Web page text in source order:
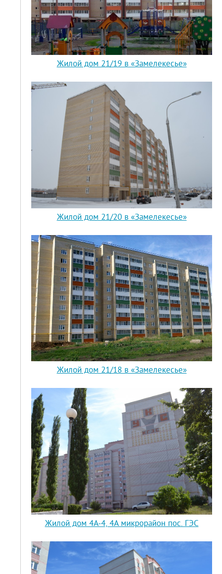
Жилой дом 21/19 в «Замелекесье»
Жилой дом 21/20 в «Замелекесье»
Жилой дом 21/18 в «Замелекесье»
Жилой дом 4А-4, 4А микрорайон пос. ГЭС